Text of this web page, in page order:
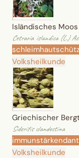
Isländisches Moos
Cetraria islandica (L.)
Volksheilkunde
Griechischer
Sideritis clandestina
immunstärkend
Volksheilkunde